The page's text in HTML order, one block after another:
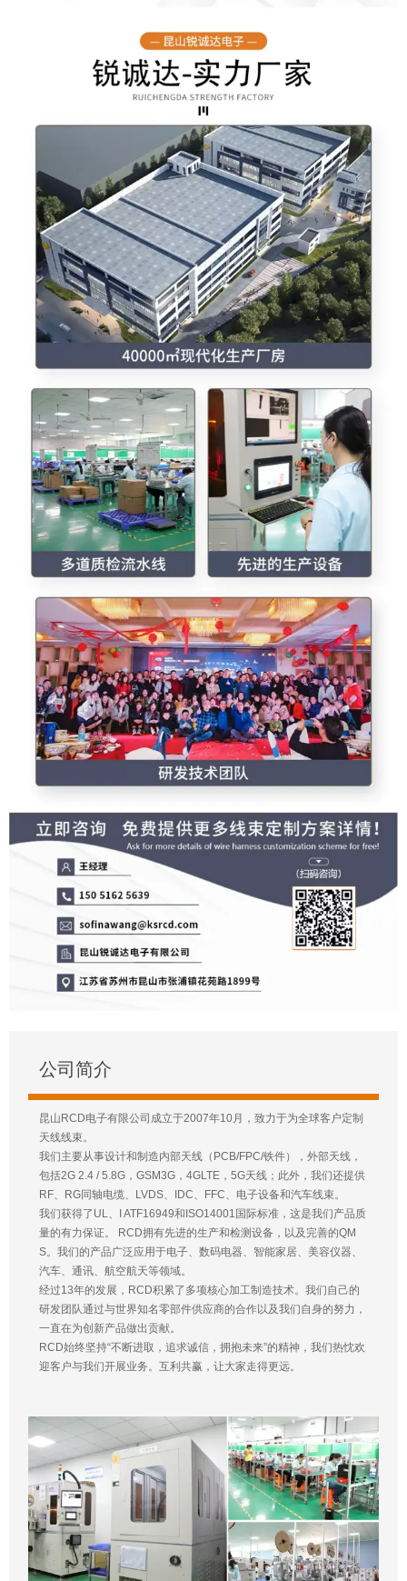
公司简介
昆山RCD电子有限公司成立于2007年10月，致力于为全球客户定制
天线线束。
我们主要从事设计和制造内部天线（PCB/FPC/铁件），外部天线，
包括2G 2.4 / 5.8G，GSM3G，4GLTE，5G天线；此外，我们还提供
RF、RG同轴电缆、LVDS、IDC、FFC、电子设备和汽车线束。
我们获得了UL、I ATF16949和ISO14001国际标准，这是我们产品质
量的有力保证。 RCD拥有先进的生产和检测设备，以及完善的QM
S。我们的产品广泛应用于电子、数码电器、智能家居、美容仪器、
汽车、通讯、航空航天等领域。
经过13年的发展，RCD积累了多项核心加工制造技术。我们自己的
研发团队通过与世界知名零部件供应商的合作以及我们自身的努力，
一直在为创新产品做出贡献。
RCD始终坚持“不断进取，追求诚信，拥抱未来”的精神，我们热忱欢
迎客户与我们开展业务。互利共赢，让大家走得更远。